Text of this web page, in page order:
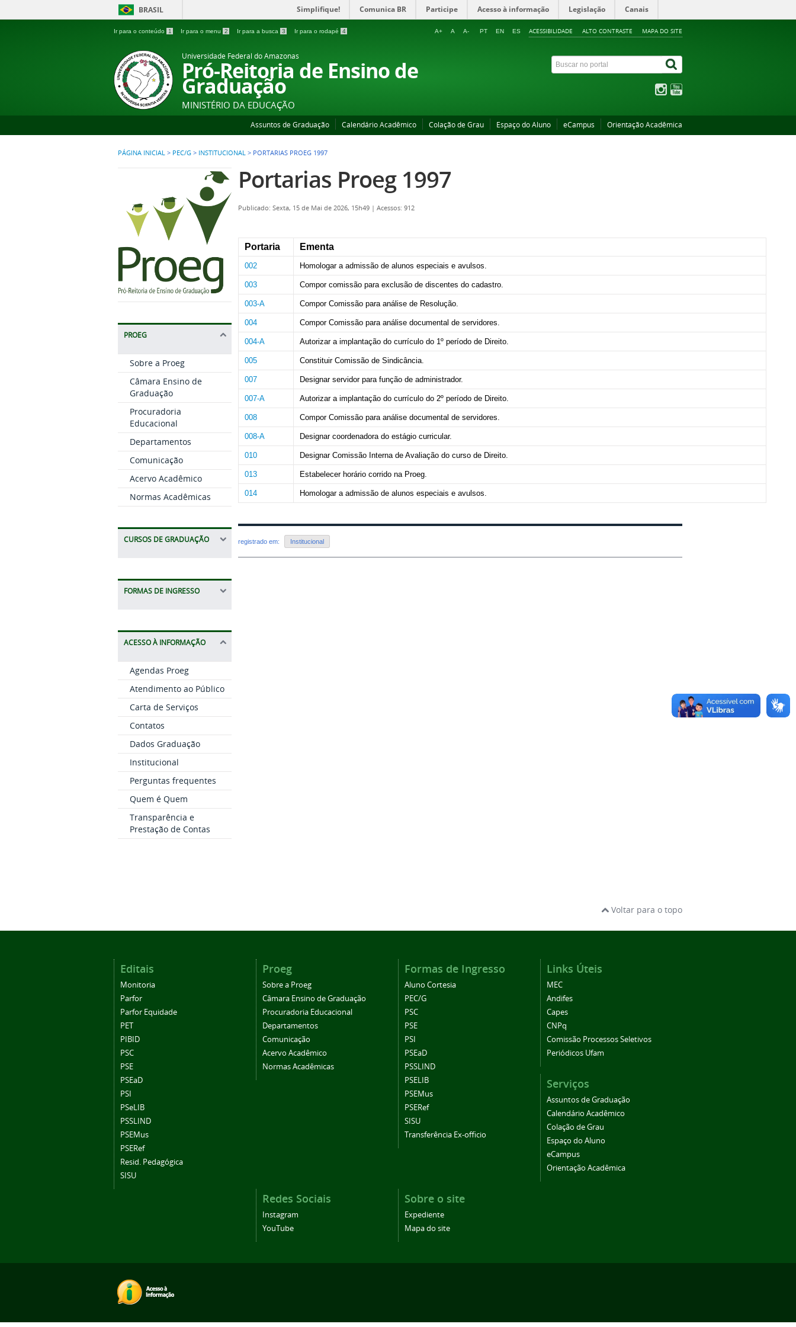
BRASIL Simplifique! Comunica BR Participe Acesso à informação Legislação Canais
Ir para o conteúdo 1 Ir para o menu 2 Ir para a busca 3 Ir para o rodapé 4 ACESSIBILIDADE ALTO CONTRASTE MAPA DO SITE
A+ A A- PT EN ES
Universidade Federal do Amazonas
Pró-Reitoria de Ensino de
Graduação
MINISTÉRIO DA EDUCAÇÃO
Assuntos de Graduação Calendário Acadêmico Colação de Grau Espaço do Aluno eCampus Orientação Acadêmica
PÁGINA INICIAL > PEC/G > INSTITUCIONAL > PORTARIAS PROEG 1997
PROEG
Sobre a Proeg
Câmara Ensino de
Graduação
Procuradoria
Educacional
Departamentos
Comunicação
Acervo Acadêmico
Normas Acadêmicas
CURSOS DE GRADUAÇÃO
FORMAS DE INGRESSO
ACESSO À INFORMAÇÃO
Agendas Proeg
Atendimento ao Público
Carta de Serviços
Contatos
Dados Graduação
Institucional
Perguntas frequentes
Quem é Quem
Transparência e
Prestação de Contas
Portarias Proeg 1997
Publicado: Sexta, 15 de Mai de 2026, 15h49 | Acessos: 912
Portaria Ementa
002 Homologar a admissão de alunos especiais e avulsos.
003 Compor comissão para exclusão de discentes do cadastro.
003-A Compor Comissão para análise de Resolução.
004 Compor Comissão para análise documental de servidores.
004-A Autorizar a implantação do currículo do 1º período de Direito.
005 Constituir Comissão de Sindicância.
007 Designar servidor para função de administrador.
007-A Autorizar a implantação do currículo do 2º período de Direito.
008 Compor Comissão para análise documental de servidores.
008-A Designar coordenadora do estágio curricular.
010 Designar Comissão Interna de Avaliação do curso de Direito.
013 Estabelecer horário corrido na Proeg.
014 Homologar a admissão de alunos especiais e avulsos.
registrado em: Institucional
Voltar para o topo
Editais
Monitoria
Parfor
Parfor Equidade
PET
PIBID
PSC
PSE
PSEaD
PSI
PSeLIB
PSSLIND
PSEMus
PSERef
Resid. Pedagógica
SISU
Proeg
Sobre a Proeg
Câmara Ensino de Graduação
Procuradoria Educacional
Departamentos
Comunicação
Acervo Acadêmico
Normas Acadêmicas
Formas de Ingresso
Aluno Cortesia
PEC/G
PSC
PSE
PSI
PSEaD
PSSLIND
PSELIB
PSEMus
PSERef
SISU
Transferência Ex-officio
Links Úteis
MEC
Andifes
Capes
CNPq
Comissão Processos Seletivos
Periódicos Ufam
Serviços
Assuntos de Graduação
Calendário Acadêmico
Colação de Grau
Espaço do Aluno
eCampus
Orientação Acadêmica
Redes Sociais
Instagram
YouTube
Sobre o site
Expediente
Mapa do site